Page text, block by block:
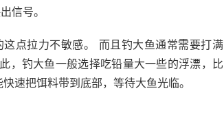
信号。
点拉力不敏感。 而且钓大鱼通常需要打满
，钓大鱼一般选择吃铅量大一些的浮漂，比
速把饵料带到底部，等待大鱼光临。